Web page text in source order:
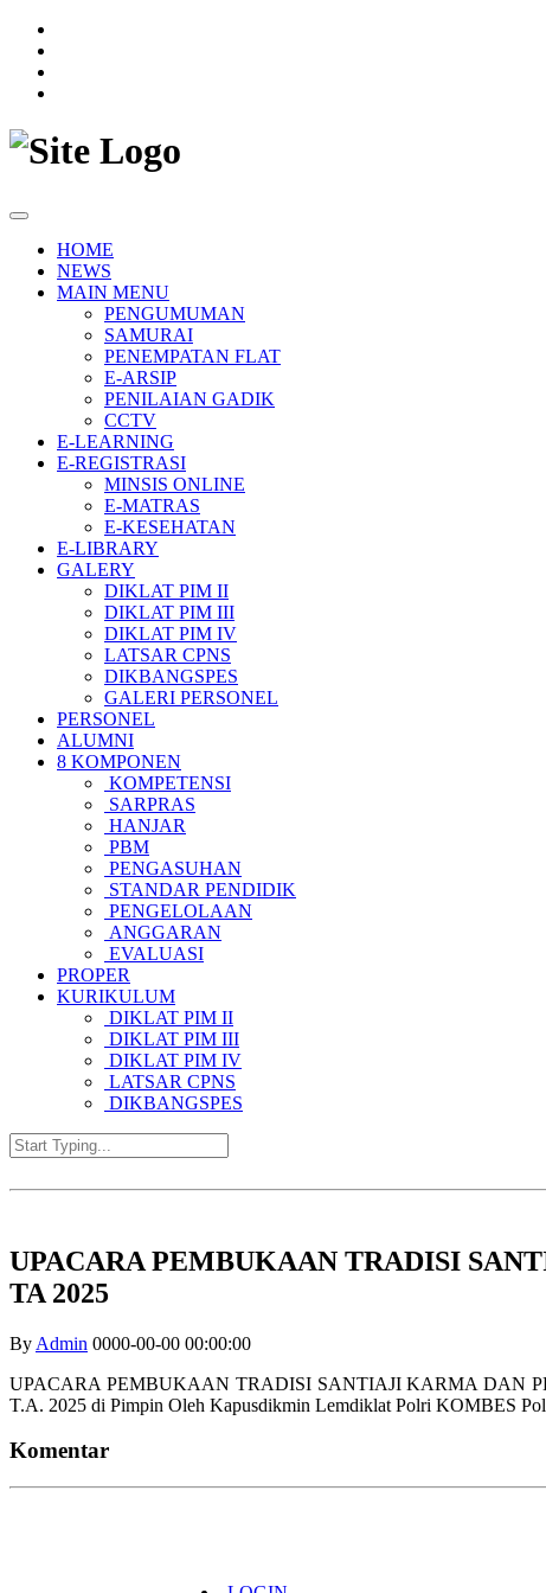
HOME
NEWS
MAIN MENU
PENGUMUMAN
SAMURAI
PENEMPATAN FLAT
E-ARSIP
PENILAIAN GADIK
CCTV
E-LEARNING
E-REGISTRASI
MINSIS ONLINE
E-MATRAS
E-KESEHATAN
E-LIBRARY
GALERY
DIKLAT PIM II
DIKLAT PIM III
DIKLAT PIM IV
LATSAR CPNS
DIKBANGSPES
GALERI PERSONEL
PERSONEL
ALUMNI
8 KOMPONEN
KOMPETENSI
SARPRAS
HANJAR
PBM
PENGASUHAN
STANDAR PENDIDIK
PENGELOLAAN
ANGGARAN
EVALUASI
PROPER
KURIKULUM
DIKLAT PIM II
DIKLAT PIM III
DIKLAT PIM IV
LATSAR CPNS
DIKBANGSPES
UPACARA PEMBUKAAN TRADISI
TA 2025
By Admin 0000-00-00 00:00:00
UPACARA PEMBUKAAN TRADISI SANTIAJI KARMA DAN
T.A. 2025 di Pimpin Oleh Kapusdikmin Lemdiklat Polri KOMBES
Komentar